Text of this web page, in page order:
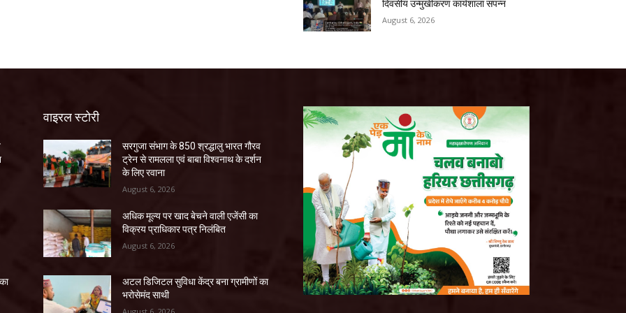
दिवसीय उन्मुखीकरण कार्यशाला संपन्न
August 6, 2026
वाइरल स्टोरी
सरगुजा संभाग के 850 श्रद्धालु भारत गौरव
ट्रेन से रामलला एवं बाबा विश्वनाथ के दर्शन
के लिए रवाना
August 6, 2026
अधिक मूल्य पर खाद बेचने वाली एजेंसी का
विक्रय प्राधिकार पत्र निलंबित
August 6, 2026
अटल डिजिटल सुविधा केंद्र बना ग्रामीणों का
भरोसेमंद साथी